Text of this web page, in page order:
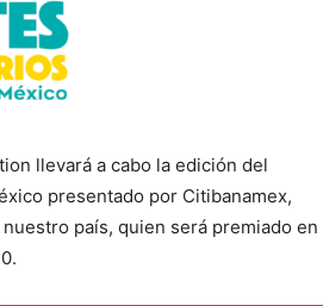
llevará a cabo la edición del
presentado por Citibanamex,
país, quien será premiado en